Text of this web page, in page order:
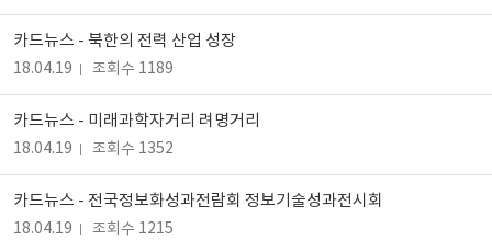
카드뉴스 - 북한의 전력 산업 성장
18.04.19 조회수 1189
카드뉴스 - 미래과학자거리 려명거리
18.04.19 조회수 1352
카드뉴스 - 전국정보화성과전람회 정보기술성과전시회
18.04.19 조회수 1215